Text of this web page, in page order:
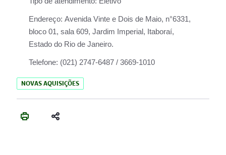
Endereço: Avenida Vinte e Dois de Maio, n°6331,
bloco 01, sala 609, Jardim Imperial, Itaboraí,
Estado do Rio de Janeiro.
Telefone: (021) 2747-6487 / 3669-1010
NOVAS AQUISIÇÕES